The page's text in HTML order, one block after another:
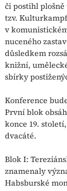
či postihl
tzv.
v
nuceného
důsledkem
knižní,
sbírky
Konference
První blok
konce 19.
dvacáté.
Blok I:
znamenaly
Habsburské